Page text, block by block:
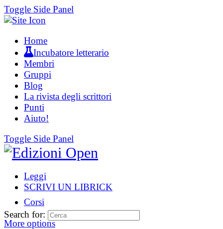
Toggle Side Panel
Home
Incubatore letterario
Membri
Gruppi
Blog
La rivista degli scrittori
Punti
Aiuto!
Toggle Side Panel
Leggi
SCRIVI UN LIBRICK
Corsi
More options
Search for: